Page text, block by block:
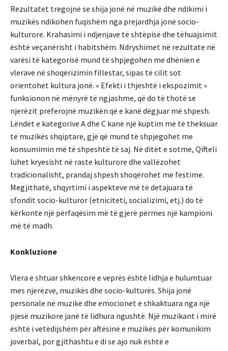
Rezultatet tregojnë se shija jonë në muzikë dhe ndikimi i
muzikës ndikohen fuqishëm nga prejardhja jonë socio-
kulturore. Krahasimi i ndjenjave të shtëpisë dhe tëhuajsimit
është veçanërisht i habitshëm. Ndryshimet në rezultate në
varësi të kategorisë mund të shpjegohen me dhënien e
vlerave në shoqërizimin fillestar, sipas të cilit sot
orientohet kultura jonë. « Efekti i thjeshtë i ekspozimit »
funksionon në mënyrë të ngjashme, që do të thotë se
njerëzit preferojnë muzikën që e kanë dëgjuar më shpesh.
Lëndët e kategorive A dhe C kanë një kuptim më të theksuar
të muzikës shqiptare, gjë që mund të shpjegohet me
konsumimin më të shpeshtë të saj. Në ditët e sotme, Qifteli
luhet kryesisht në raste kulturore dhe vallëzohet
tradicionalisht, prandaj shpesh shoqërohet me festime.
Megjithatë, shqyrtimi i aspekteve më të detajuara të
sfondit socio-kulturor (etniciteti, socializimi, etj.) do të
kërkonte një përfaqësim më të gjerë përmes një kampioni
më të madh.
Konkluzione
Vlera e shtuar shkencore e veprës është lidhja e hulumtuar
mes njerëzve, muzikës dhe socio-kulturës. Shija jonë
personale në muzikë dhe emocionet e shkaktuara nga një
pjesë muzikore janë të lidhura ngushtë. Një muzikant i mirë
është i vetëdijshëm për aftësinë e muzikës për komunikim
joverbal, por gjithashtu e di se ajo nuk është e